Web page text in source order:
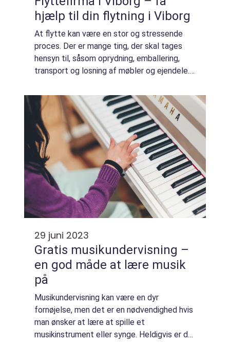
hjælp til din flytning i Viborg
At flytte kan være en stor og stressende
proces. Der er mange ting, der skal tages
hensyn til, såsom oprydning, emballering,
transport og losning af møbler og ejendele.
at gø...
29 juni 2023
Gratis musikundervisning –
en god måde at lære musik
på
Musikundervisning kan være en dyr
fornøjelse, men det er en nødvendighed hvis
man ønsker at lære at spille et
musikinstrument eller synge. Heldigvis er der